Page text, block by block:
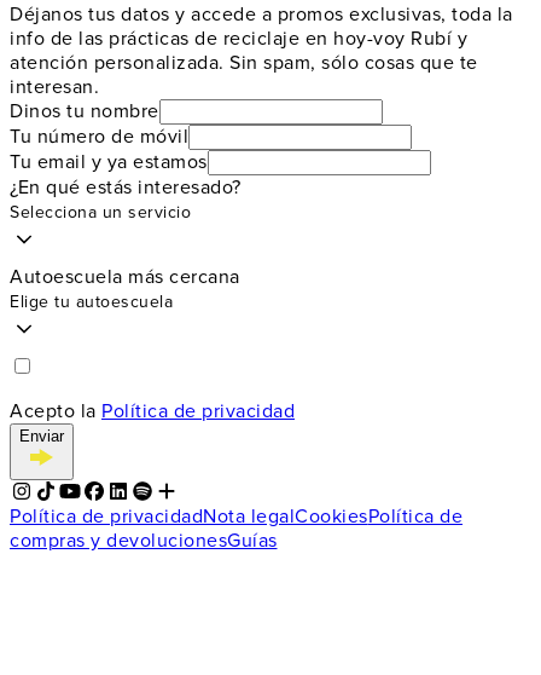
Déjanos tus datos y accede a promos exclusivas, toda la
info de las prácticas de reciclaje en hoy-voy Rubí y
atención personalizada. Sin spam, sólo cosas que te
interesan.
Dinos tu nombre
Tu número de móvil
Tu email y ya estamos
¿En qué estás interesado?
Selecciona un servicio
Autoescuela más cercana
Elige tu autoescuela
Acepto la Política de privacidad
Enviar
Política de privacidadNota legalCookiesPolítica de
compras y devolucionesGuías